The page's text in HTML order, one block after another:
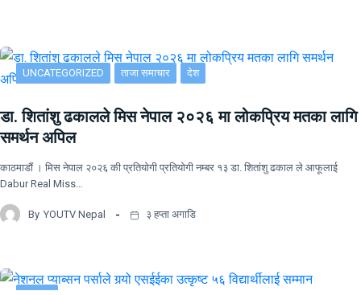
UNCATEGORIZED ताजा समाचार देश
डा. शितांशु ढकालले मिस नेपाल २०२६ मा लोकप्रिय मतका लागि
समर्थन अपिल
काठमाडौं । मिस नेपाल २०२६ की प्रतियोगी प्रतियोगी नम्बर १३ डा. शितांशु ढकाल ले आफूलाई
Dabur Real Miss…
By YOUTV Nepal ३ हप्ता अगाडि